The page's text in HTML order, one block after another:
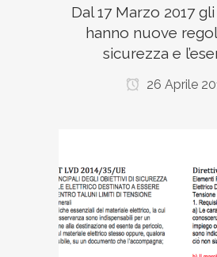
Dal 17 Marzo 2017
hanno nuove
sicurezza e
26 Aprile